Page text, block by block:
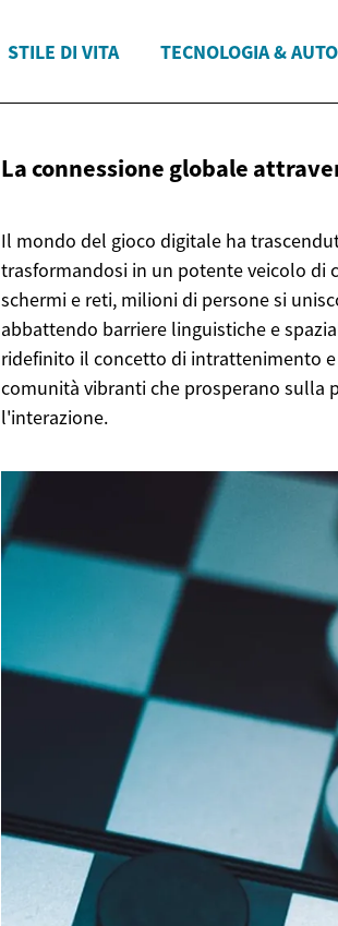
STILE DI VITA TECNOLOGIA & AUTO
La connessione globale
Il mondo del gioco digitale ha
trasformandosi in un potente veicolo di
schermi e reti, milioni di persone si
abbattendo barriere linguistiche e
ridefinito il concetto di intrattenimento
comunità vibranti che prosperano sulla
l'interazione.